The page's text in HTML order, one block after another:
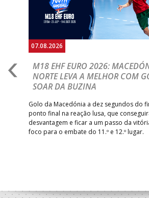
07.08.2026
M18 EHF EURO 2026:
NORTE LEVA A MELHOR COM
SOAR DA BUZINA
Golo da Macedónia a dez segundos do
ponto final na reação lusa, que
desvantagem e ficar a um passo da
foco para o embate do 11.º e 12.º lugar.